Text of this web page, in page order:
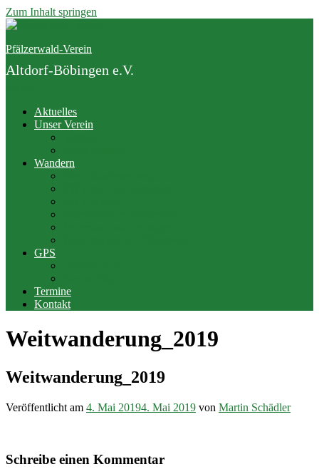
Zum Inhalt springen
Pfälzerwald-Verein
Altdorf-Böbingen e.V.
Aktuelles
Unser Verein
Wandern
GPS
Termine
Kontakt
Weitwanderung_2019
Weitwanderung_2019
Veröffentlicht am 4. Mai 20194. Mai 2019 von Martin Schädler
Schreibe einen Kommentar